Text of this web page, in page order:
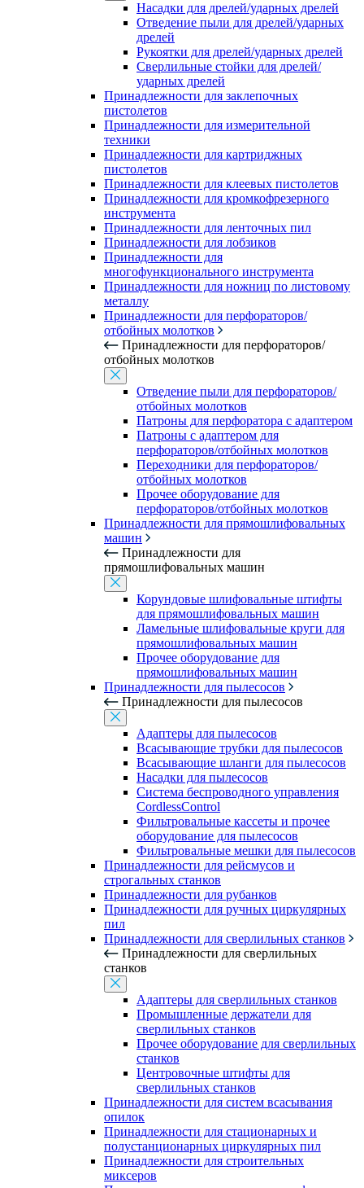
Насадки для дрелей/ударных дрелей
Отведение пыли для дрелей/ударных
дрелей
Рукоятки для дрелей/ударных дрелей
Сверлильные стойки для дрелей/
ударных дрелей
Принадлежности для заклепочных
пистолетов
Принадлежности для измерительной
техники
Принадлежности для картриджных
пистолетов
Принадлежности для клеевых пистолетов
Принадлежности для кромкофрезерного
инструмента
Принадлежности для ленточных пил
Принадлежности для лобзиков
Принадлежности для
многофункционального инструмента
Принадлежности для ножниц по листовому
металлу
Принадлежности для перфораторов/
отбойных молотков
Принадлежности для перфораторов/
отбойных молотков
Отведение пыли для перфораторов/
отбойных молотков
Патроны для перфоратора с адаптером
Патроны с адаптером для
перфораторов/отбойных молотков
Переходники для перфораторов/
отбойных молотков
Прочее оборудование для
перфораторов/отбойных молотков
Принадлежности для прямошлифовальных
машин
Принадлежности для
прямошлифовальных машин
Корундовые шлифовальные штифты
для прямошлифовальных машин
Ламельные шлифовальные круги для
прямошлифовальных машин
Прочее оборудование для
прямошлифовальных машин
Принадлежности для пылесосов
Принадлежности для пылесосов
Адаптеры для пылесосов
Всасывающие трубки для пылесосов
Всасывающие шланги для пылесосов
Насадки для пылесосов
Система беспроводного управления
CordlessControl
Фильтровальные кассеты и прочее
оборудование для пылесосов
Фильтровальные мешки для пылесосов
Принадлежности для рейсмусов и
строгальных станков
Принадлежности для рубанков
Принадлежности для ручных циркулярных
пил
Принадлежности для сверлильных станков
Принадлежности для сверлильных
станков
Адаптеры для сверлильных станков
Промышленные держатели для
сверлильных станков
Прочее оборудование для сверлильных
станков
Центровочные штифты для
сверлильных станков
Принадлежности для систем всасывания
опилок
Принадлежности для стационарных и
полустанционарных циркулярных пил
Принадлежности для строительных
миксеров